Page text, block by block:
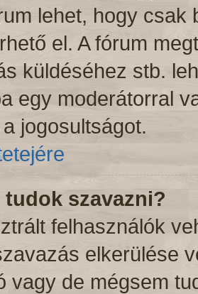
lehet, hogy
el. A fórum
küldéséhez stb.
egy moderátorral
jogosultságot.
tudok szavazni?
felhasználók
elkerülése
vagy de mégsem